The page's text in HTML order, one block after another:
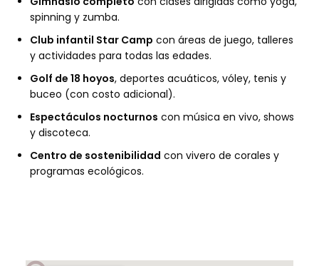
spinning y zumba.
Club infantil Star Camp con áreas de juego, talleres
y actividades para todas las edades.
Golf de 18 hoyos, deportes acuáticos, vóley, tenis y
buceo (con costo adicional).
Espectáculos nocturnos con música en vivo, shows
y discoteca.
Centro de sostenibilidad con vivero de corales y
programas ecológicos.